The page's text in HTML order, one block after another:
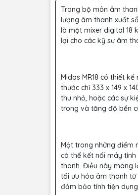
Trong bộ môn âm
lượng âm thanh xuất
là một mixer digital 18
lợi cho các kỹ sư âm
Midas MR18 có thiết
thước chỉ 333 x 149 x
thu nhỏ, hoặc các sự
trong và tăng độ bền
Một trong những điểm
có thể kết nối máy tính
thanh. Điều này mang
tối ưu hóa âm thanh từ
đảm bảo tính tiện